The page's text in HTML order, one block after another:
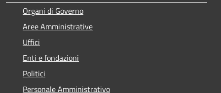
Organi di Governo
Aree Amministrative
Uffici
Enti e fondazioni
Politici
Personale Amministrativo